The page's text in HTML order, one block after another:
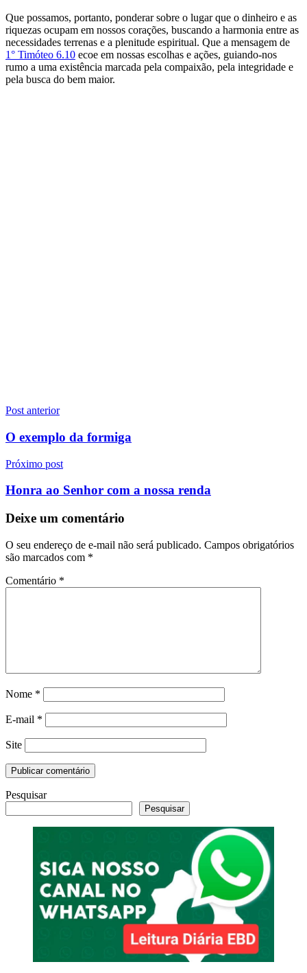
Que possamos, portanto, ponderar sobre o lugar que o dinheiro e as
riquezas ocupam em nossos corações, buscando a harmonia entre as
necessidades terrenas e a plenitude espiritual. Que a mensagem de
1° Timóteo 6.10 ecoe em nossas escolhas e ações, guiando-nos
rumo a uma existência marcada pela compaixão, pela integridade e
pela busca do bem maior.
Navegação
de
Post anterior
O exemplo da formiga
Próximo post
Honra ao Senhor com a nossa renda
Deixe um comentário
O seu endereço de e-mail não será publicado. Campos obrigatórios
são marcados com *
Comentário *
Nome *
E-mail *
Site
Pesquisar
Pesquisar